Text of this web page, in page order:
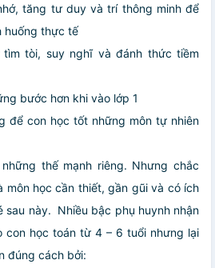
tăng tư duy và trí thông minh để
huống thực tế
tòi, suy nghĩ và đánh thức tiềm
bước hơn khi vào lớp 1
để con học tốt những môn tự nhiên
thế mạnh riêng. Nhưng chắc
môn học cần thiết, gần gũi và có ích
sau này. Nhiều bậc phụ huynh nhận
con học toán từ 4 – 6 tuổi nhưng lại
đúng cách bởi: